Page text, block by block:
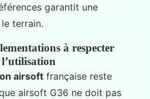
garantit une
terrain.
à respecter
l’utilisation
airsoft française reste
airsoft G36 ne doit pas